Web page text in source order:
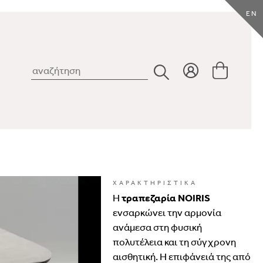
EN
ΧΑΡΑΚΤΗΡΙΣΤΙΚΑ
Ητραπεζαρία NOIRIS
ενσαρκώνει την αρμονία
ανάμεσα στη φυσική
πολυτέλεια και τη σύγχρονη
αισθητική. Η επιφάνειά της από